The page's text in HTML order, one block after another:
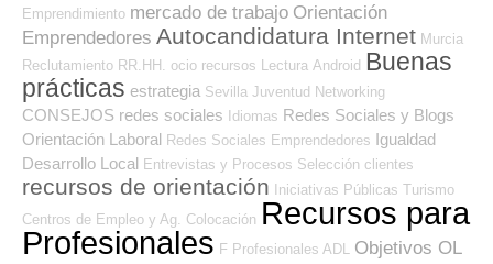
Emprendimiento mercado de trabajo Orientación
Emprendedores Autocandidatura Internet Murcia
Reclutamiento RR.HH.
ocio recursos Lectura Android Buenas
prácticas estrategia Sevilla Juventud Networking
CONSEJOS redes sociales Idiomas Redes Sociales y Blogs
Orientación Laboral Redes Sociales Emprendedores Igualdad
Desarrollo Local Entrevistas y Procesos Selección clientes
recursos de orientación Iniciativas Públicas Turismo
Centros de Empleo y Ag. Colocación Recursos para
Profesionales F Profesionales ADL Objetivos OL